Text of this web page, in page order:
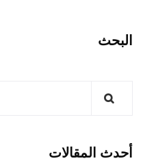
البحث
أحدث المقالات